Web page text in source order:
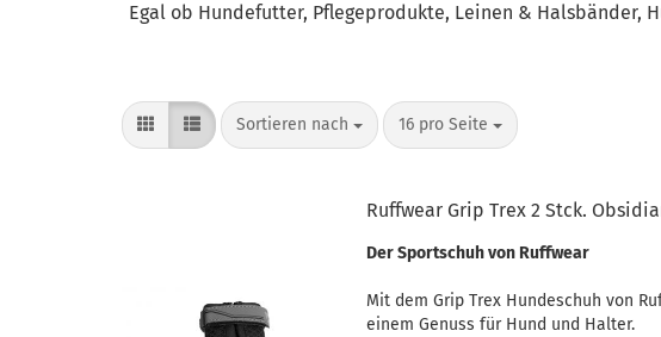
Egal ob Hundefutter, Pflegeprodukte, Leinen & Halsbänder,
Sortieren nach
Sortieren nach 16 pro Seite
pro Seite
Ruffwear Grip Trex 2 Stck.
Der Sportschuh von Ruffwear
Mit dem Grip Trex Hundeschuh von
einem Genuss für Hund und Halter.